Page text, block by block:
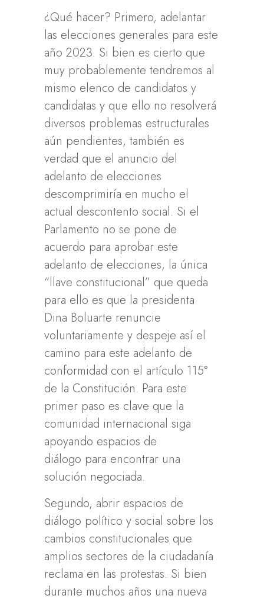
¿Qué hacer? Primero, adelantar
las elecciones generales para este
año 2023. Si bien es cierto que
muy probablemente tendremos al
mismo elenco de candidatos y
candidatas y que ello no resolverá
diversos problemas estructurales
aún pendientes, también es
verdad que el anuncio del
adelanto de elecciones
descomprimiría en mucho el
actual descontento social. Si el
Parlamento no se pone de
acuerdo para aprobar este
adelanto de elecciones, la única
“llave constitucional” que queda
para ello es que la presidenta
Dina Boluarte renuncie
voluntariamente y despeje así el
camino para este adelanto de
conformidad con el artículo 115°
de la Constitución. Para este
primer paso es clave que la
comunidad internacional siga
apoyando espacios de
diálogo para encontrar una
solución negociada.
Segundo, abrir espacios de
diálogo político y social sobre los
cambios constitucionales que
amplios sectores de la ciudadanía
reclama en las protestas. Si bien
durante muchos años una nueva